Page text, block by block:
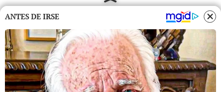
ANTES DE IRSE